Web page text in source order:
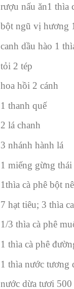
rượu nấu ăn1 thìa
bột ngũ vị hương
canh dầu hào 1
tỏi 2 tép
hoa hồi 2 cánh
1 thanh quế
2 lá chanh
3 nhánh hành lá
1 miếng gừng thái
1thìa cà phê bột
7 hạt tiêu; 3 thìa
1/3 thìa cà phê
1 thìa cà phê
1 thìa nước tương
nước dừa tươi